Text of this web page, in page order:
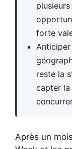
forte
reste la
capter la
Après un